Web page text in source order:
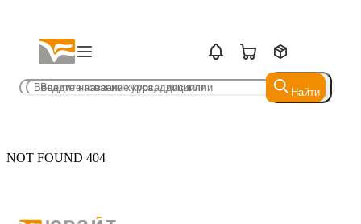
Найти
Найти
NOT FOUND 404